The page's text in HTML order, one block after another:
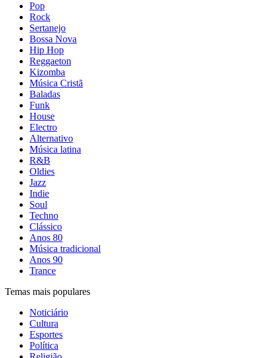
Pop
Rock
Sertanejo
Bossa Nova
Hip Hop
Reggaeton
Kizomba
Música Cristã
Baladas
Funk
House
Electro
Alternativo
Música latina
R&B
Oldies
Jazz
Indie
Soul
Techno
Clássico
Anos 80
Música tradicional
Anos 90
Trance
Temas mais populares
Noticiário
Cultura
Esportes
Política